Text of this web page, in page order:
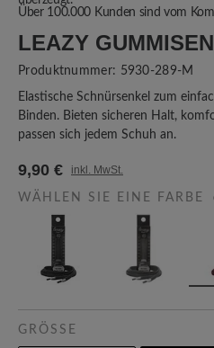
Über 100.000 Kunden sind vom
LEAZY
Produktnummer: 5930-289-M
Elastische Schnürsenkel zum
Binden. Bieten sicheren Halt,
passen sich jedem Schuh an.
9,90 € inkl. MwSt.
WÄHLEN SIE EINE FARBE
GRÖSSE